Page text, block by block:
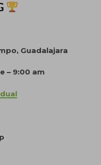
Guadalajara
– 9:00 am